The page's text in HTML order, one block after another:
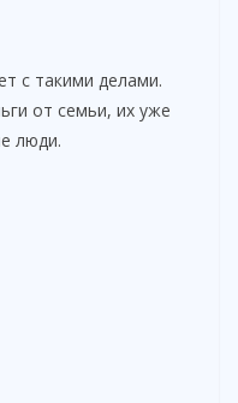
с такими делами.
от семьи, их уже
люди.